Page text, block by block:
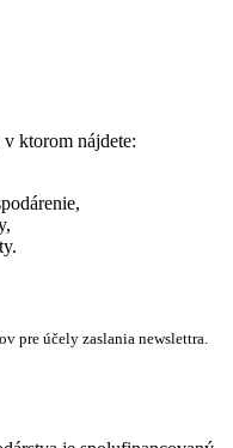
v ktorom nájdete:
pre účely zaslania newslettra.